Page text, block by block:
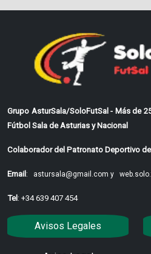
Grupo AsturSala/SoloFutSal - Más de
Fútbol Sala de Asturias y Nacional
Colaborador del Patronato Deportivo de
Email: astursala@gmail.com y
Tel: +34 639 407 454
Avisos Legales